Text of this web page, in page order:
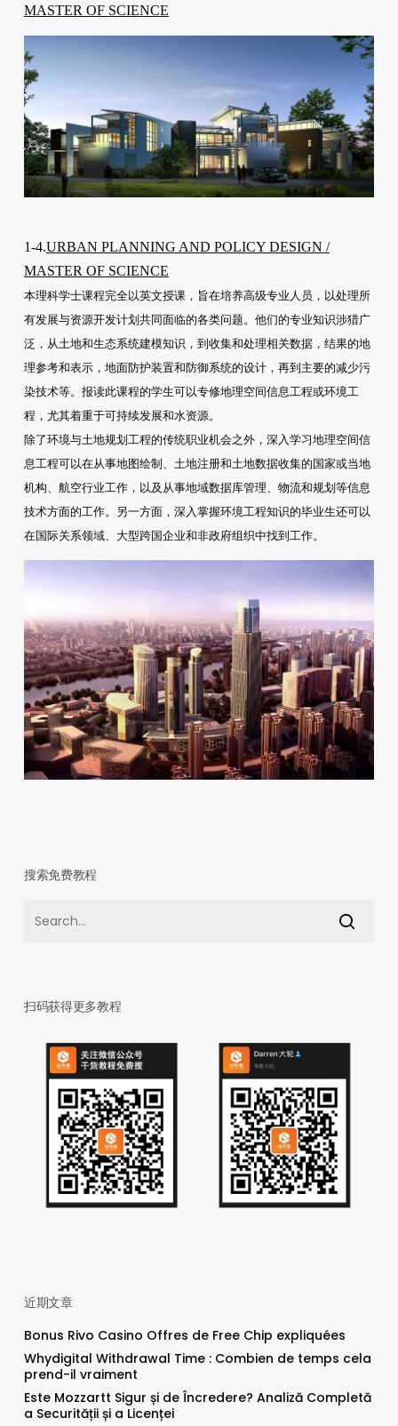
MASTER OF SCIENCE
1-4.URBAN PLANNING AND POLICY DESIGN /
MASTER OF SCIENCE
本理科学士课程完全以英文授课，旨在培养高级专业人员，以处理所
有发展与资源开发计划共同面临的各类问题。他们的专业知识涉猎广
泛，从土地和生态系统建模知识，到收集和处理相关数据，结果的地
理参考和表示，地面防护装置和防御系统的设计，再到主要的减少污
染技术等。报读此课程的学生可以专修地理空间信息工程或环境工
程，尤其着重于可持续发展和水资源。
除了环境与土地规划工程的传统职业机会之外，深入学习地理空间信
息工程可以在从事地图绘制、土地注册和土地数据收集的国家或当地
机构、航空行业工作，以及从事地域数据库管理、物流和规划等信息
技术方面的工作。另一方面，深入掌握环境工程知识的毕业生还可以
在国际关系领域、大型跨国企业和非政府组织中找到工作。
搜索免费教程
扫码获得更多教程
近期文章
Bonus Rivo Casino Offres de Free Chip expliquées
Whydigital Withdrawal Time : Combien de temps cela
prend-il vraiment
Este Mozzartt Sigur și de Încredere? Analiză Completă
a Securității și a Licenței